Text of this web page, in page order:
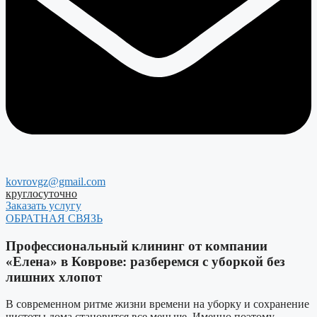
kovrovgz@gmail.com
круглосуточно
Заказать услугу
ОБРАТНАЯ СВЯЗЬ
Профессиональный клининг от компании
«Елена» в Коврове: разберемся с уборкой без
лишних хлопот
В современном ритме жизни времени на уборку и сохранение